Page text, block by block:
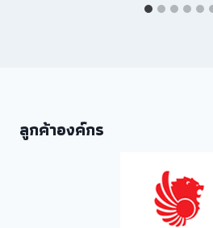
ลูกค้าองค์กร